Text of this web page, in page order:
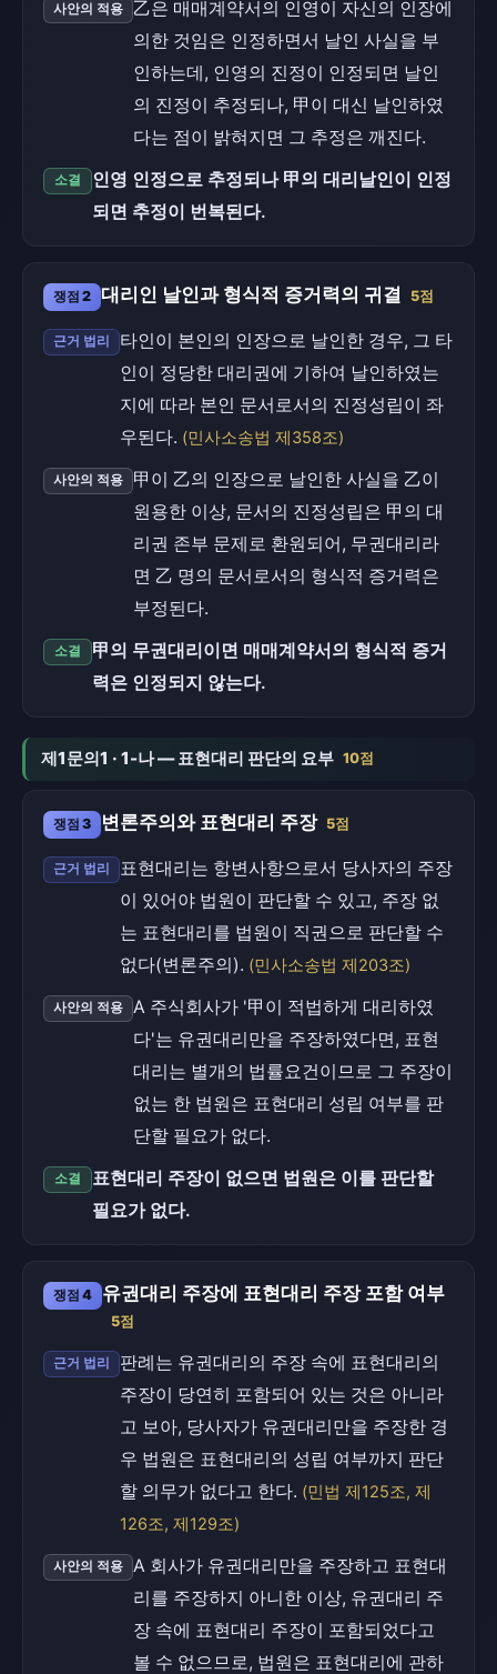
사안의 적용
乙은 매매계약서의 인영이 자신의 인장에
의한 것임은 인정하면서 날인 사실을 부
인하는데, 인영의 진정이 인정되면 날인
의 진정이 추정되나, 甲이 대신 날인하였
다는 점이 밝혀지면 그 추정은 깨진다.
소결
인영 인정으로 추정되나 甲의 대리날인이 인정
되면 추정이 번복된다.
쟁점 2 대리인 날인과 형식적 증거력의 귀결 5점
근거 법리
타인이 본인의 인장으로 날인한 경우, 그 타
인이 정당한 대리권에 기하여 날인하였는
지에 따라 본인 문서로서의 진정성립이 좌
우된다. (민사소송법 제358조)
사안의 적용
甲이 乙의 인장으로 날인한 사실을 乙이
원용한 이상, 문서의 진정성립은 甲의 대
리권 존부 문제로 환원되어, 무권대리라
면 乙 명의 문서로서의 형식적 증거력은
부정된다.
소결
甲의 무권대리이면 매매계약서의 형식적 증거
력은 인정되지 않는다.
제1문의1 · 1-나 — 표현대리 판단의 요부 10점
쟁점 3 변론주의와 표현대리 주장 5점
근거 법리
표현대리는 항변사항으로서 당사자의 주장
이 있어야 법원이 판단할 수 있고, 주장 없
는 표현대리를 법원이 직권으로 판단할 수
없다(변론주의). (민사소송법 제203조)
사안의 적용
A 주식회사가 '甲이 적법하게 대리하였
다'는 유권대리만을 주장하였다면, 표현
대리는 별개의 법률요건이므로 그 주장이
없는 한 법원은 표현대리 성립 여부를 판
단할 필요가 없다.
소결
표현대리 주장이 없으면 법원은 이를 판단할
필요가 없다.
쟁점 4 유권대리 주장에 표현대리 주장 포함 여부
5점
근거 법리
판례는 유권대리의 주장 속에 표현대리의
주장이 당연히 포함되어 있는 것은 아니라
고 보아, 당사자가 유권대리만을 주장한 경
우 법원은 표현대리의 성립 여부까지 판단
할 의무가 없다고 한다. (민법 제125조, 제
126조, 제129조)
사안의 적용
A 회사가 유권대리만을 주장하고 표현대
리를 주장하지 아니한 이상, 유권대리 주
장 속에 표현대리 주장이 포함되었다고
볼 수 없으므로, 법원은 표현대리에 관하